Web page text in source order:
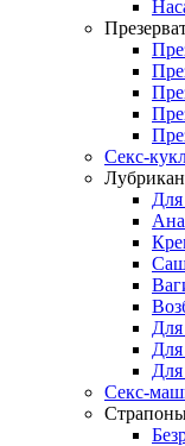
Секс-
Для
Секс-